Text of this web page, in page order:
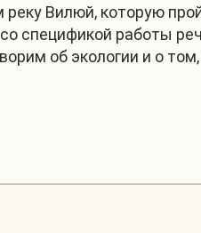
Вилюй, которую
спецификой работы
об экологии и о